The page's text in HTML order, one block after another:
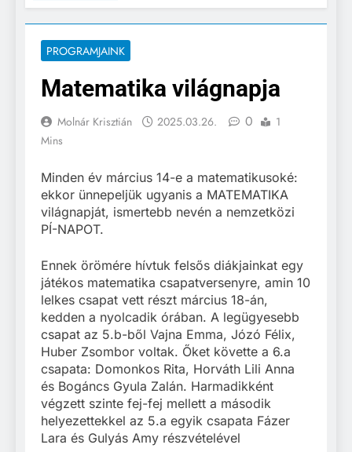
PROGRAMJAINK
Matematika világnapja
Molnár Krisztián 2025.03.26. 0
1
Mins
Minden év március 14-e a matematikusoké:
ekkor ünnepeljük ugyanis a MATEMATIKA
világnapját, ismertebb nevén a nemzetközi
PÍ-NAPOT.
Ennek örömére hívtuk felsős diákjainkat egy
játékos matematika csapatversenyre, amin 10
lelkes csapat vett részt március 18-án,
kedden a nyolcadik órában. A legügyesebb
csapat az 5.b-ből Vajna Emma, Józó Félix,
Huber Zsombor voltak. Őket követte a 6.a
csapata: Domonkos Rita, Horváth Lili Anna
és Bogáncs Gyula Zalán. Harmadikként
végzett szinte fej-fej mellett a második
helyezettekkel az 5.a egyik csapata Fázer
Lara és Gulyás Amy részvételével